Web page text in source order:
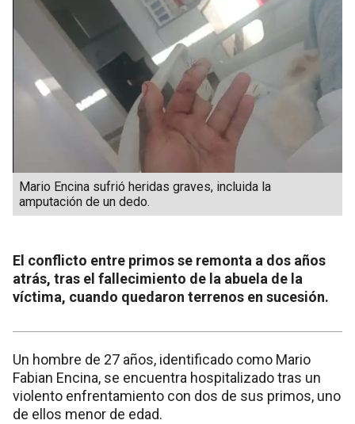
Mario Encina sufrió heridas graves, incluida la
amputación de un dedo.
El conflicto entre primos se remonta a dos años
atrás, tras el fallecimiento de la abuela de la
víctima, cuando quedaron terrenos en sucesión.
Un hombre de 27 años, identificado como Mario
Fabian Encina, se encuentra hospitalizado tras un
violento enfrentamiento con dos de sus primos, uno
de ellos menor de edad.